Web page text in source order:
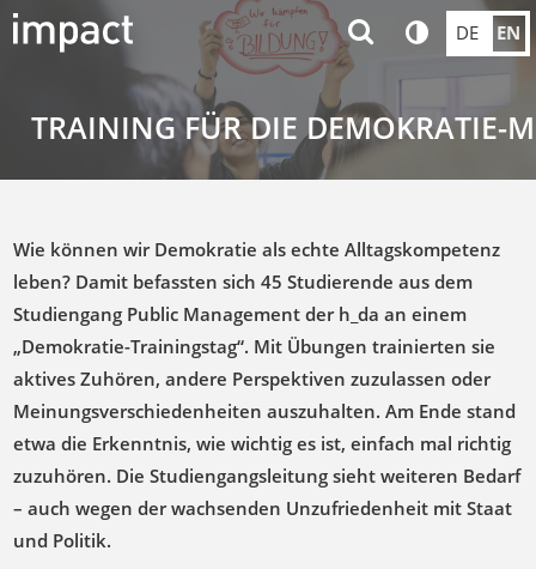
DE EN
TRAINING FÜR DIE DEMOKRATIE-
Wie können wir Demokratie als echte Alltagskompetenz
leben? Damit befassten sich 45 Studierende aus dem
Studiengang Public Management der h_da an einem
„Demokratie-Trainingstag“. Mit Übungen trainierten sie
aktives Zuhören, andere Perspektiven zuzulassen oder
Meinungsverschiedenheiten auszuhalten. Am Ende stand
etwa die Erkenntnis, wie wichtig es ist, einfach mal richtig
zuzuhören. Die Studiengangsleitung sieht weiteren Bedarf
– auch wegen der wachsenden Unzufriedenheit mit Staat
und Politik.